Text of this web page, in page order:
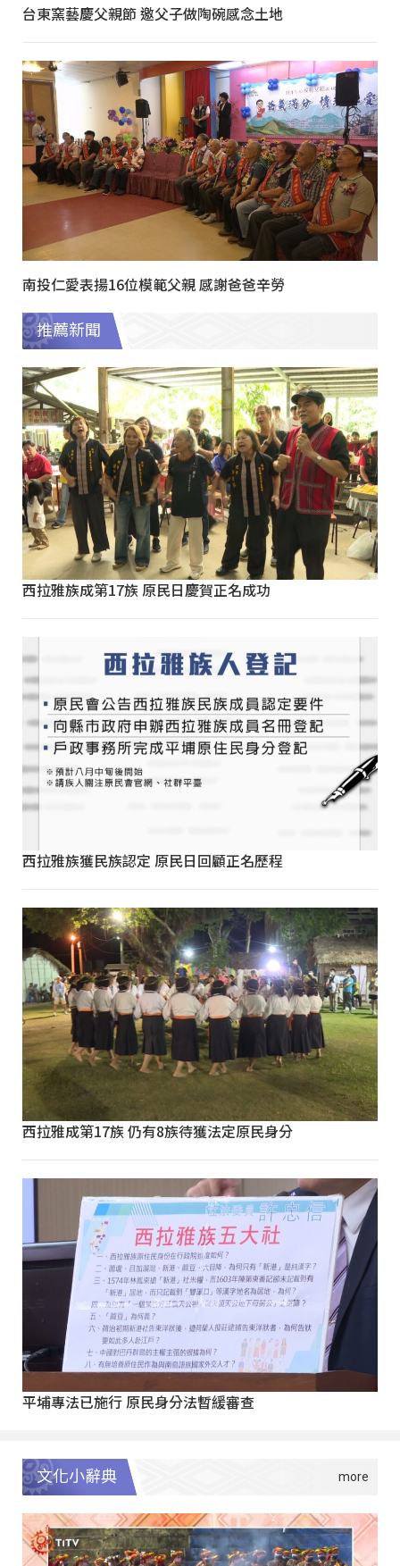
台東窯藝慶父親節 邀父子做陶碗感念土地
南投仁愛表揚16位模範父親 感謝爸爸辛勞
推薦新聞
西拉雅族成第17族 原民日慶賀正名成功
西拉雅族獲民族認定 原民日回顧正名歷程
西拉雅成第17族 仍有8族待獲法定原民身分
平埔專法已施行 原民身分法暫緩審查
文化小辭典